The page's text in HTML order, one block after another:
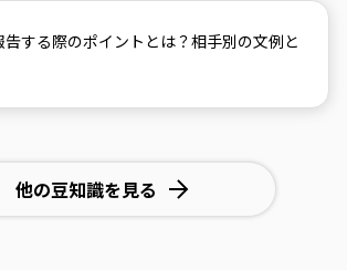
する際のポイントとは？相手別の文例と
他の豆知識を見る